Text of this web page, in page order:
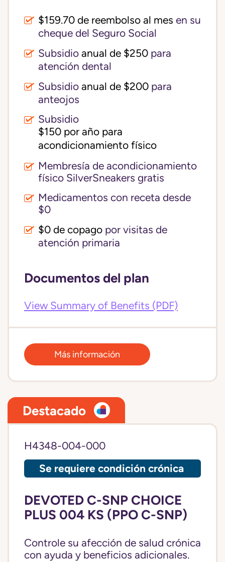
$159.70 de reembolso al mes en su
cheque del Seguro Social
Subsidio anual de $250 para
atención dental
Subsidio anual de $200 para
anteojos
Subsidio
$150 por año para
acondicionamiento físico
Membresía de acondicionamiento
físico SilverSneakers gratis
Medicamentos con receta desde
$0
$0 de copago por visitas de
atención primaria
Documentos del plan
View Summary of Benefits (PDF)
Más información
Destacado
H4348-004-000
Se requiere condición crónica
DEVOTED C-SNP CHOICE
PLUS 004 KS (PPO C-SNP)
Controle su afección de salud crónica
con ayuda y beneficios adicionales.